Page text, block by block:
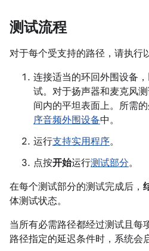
测试流程
对于每个受支持的路径，请执行
连接适当的环回外围设备
试。对于扬声器和麦克风
间内的平坦表面上。所需
序音频外围设备中。
运行支持实用程序。
点按开始运行测试部分。
在每个测试部分的测试完成后，
体测试状态。
当所有必需路径都经过测试且每
路径指定的延迟条件时，系统会